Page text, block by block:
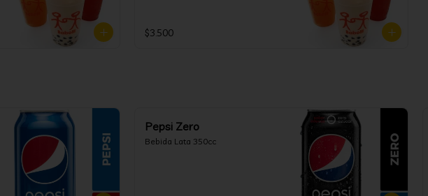
$3.500
Pepsi Zero
Bebida Lata 350cc